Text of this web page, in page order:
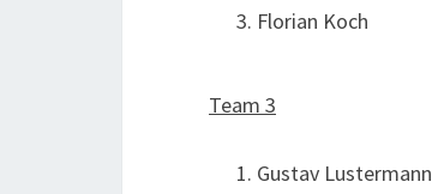
Florian Koch
Team 3
Gustav Lustermann